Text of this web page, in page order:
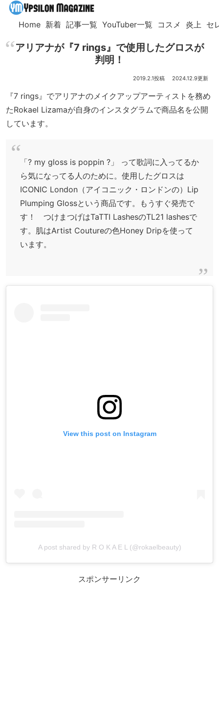
Home 新着 記事一覧 YouTuber一覧 コスメ 炎上 セ
アリアナが『7 rings』で使用したグロスが
判明！
2019.2.1 2024.12.9
『7 rings』でアリアナのメイクアップアーティストを務め
たRokael Lizamaが自身のインスタグラムで商品名を公開
しています。
「? my gloss is poppin ?」 って歌詞に入ってるか
ら気になってる人のために。使用したグロスは
ICONIC London（アイコニック・ロンドンの）Lip
Plumping Glossという商品です。もうすぐ発売で
す！ つけまつげはTaTTI LashesのTL21 lashesで
す。肌はArtist Coutureの色Honey Dripを使って
います。
View this post on Instagram
A post shared by R O K A E L (@rokaelbeauty)
スポンサーリンク